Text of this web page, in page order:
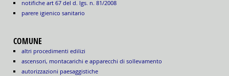
notifiche art 67 del d. lgs. n. 81/2008
parere igienico sanitario
COMUNE
altri procedimenti edilizi
ascensori, montacarichi e apparecchi di sollevamento
autorizzazioni paesaggistiche